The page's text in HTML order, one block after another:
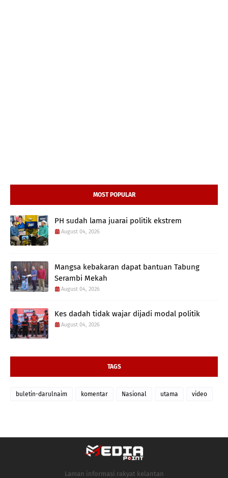
MOST POPULAR
PH sudah lama juarai politik ekstrem
August 04, 2026
Mangsa kebakaran dapat bantuan Tabung
Serambi Mekah
August 04, 2026
Kes dadah tidak wajar dijadi modal politik
August 04, 2026
TAGS
buletin-darulnaim komentar Nasional utama video
Laman informasi rakyat kelantan